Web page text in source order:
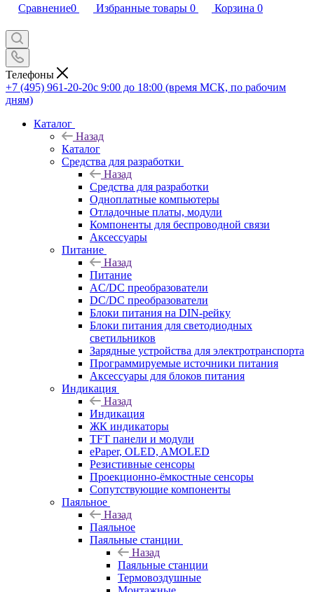
Сравнение0 Избранные товары 0 Корзина 0
Телефоны
+7 (495) 961-20-20с 9:00 до 18:00 (время МСК, по рабочим
дням)
Каталог
Назад
Каталог
Средства для разработки
Назад
Средства для разработки
Одноплатные компьютеры
Отладочные платы, модули
Компоненты для беспроводной связи
Аксессуары
Питание
Назад
Питание
AC/DC преобразователи
DC/DC преобразователи
Блоки питания на DIN-рейку
Блоки питания для светодиодных
светильников
Зарядные устройства для электротранспорта
Программируемые источники питания
Аксессуары для блоков питания
Индикация
Назад
Индикация
ЖК индикаторы
TFT панели и модули
ePaper, OLED, AMOLED
Резистивные сенсоры
Проекционно-ёмкостные сенсоры
Сопутствующие компоненты
Паяльное
Назад
Паяльное
Паяльные станции
Назад
Паяльные станции
Термовоздушные